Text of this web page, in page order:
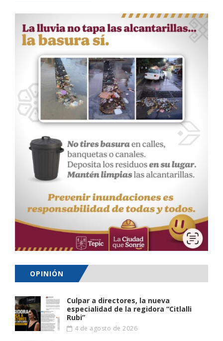
OPINIÓN
Culpar a directores, la nueva
especialidad de la regidora “Citlalli
Rubi”
4 de agosto de 2026